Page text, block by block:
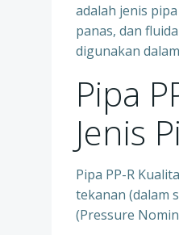
adalah jenis
panas, dan
digunakan
Pipa
Jenis
Pipa PP-R
tekanan (dalam
(Pressure